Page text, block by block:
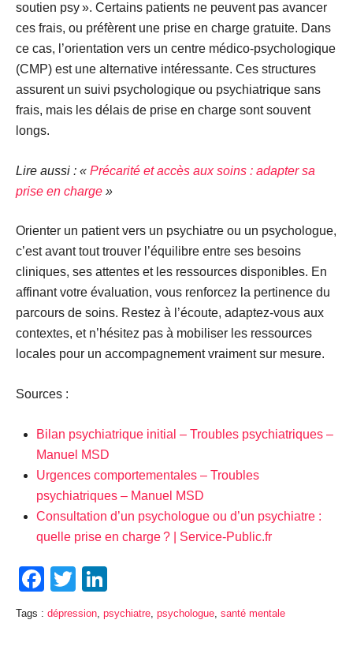
soutien psy ». Certains patients ne peuvent pas avancer
ces frais, ou préfèrent une prise en charge gratuite. Dans
ce cas, l’orientation vers un centre médico-psychologique
(CMP) est une alternative intéressante. Ces structures
assurent un suivi psychologique ou psychiatrique sans
frais, mais les délais de prise en charge sont souvent
longs.
Lire aussi : « Précarité et accès aux soins : adapter sa
prise en charge »
Orienter un patient vers un psychiatre ou un psychologue,
c’est avant tout trouver l’équilibre entre ses besoins
cliniques, ses attentes et les ressources disponibles. En
affinant votre évaluation, vous renforcez la pertinence du
parcours de soins. Restez à l’écoute, adaptez-vous aux
contextes, et n’hésitez pas à mobiliser les ressources
locales pour un accompagnement vraiment sur mesure.
Sources :
Bilan psychiatrique initial – Troubles psychiatriques –
Manuel MSD
Urgences comportementales – Troubles
psychiatriques – Manuel MSD
Consultation d’un psychologue ou d’un psychiatre :
quelle prise en charge ? | Service-Public.fr
Facebook
Twitter
Tags : dépression, psychiatre, psychologue, santé mentale